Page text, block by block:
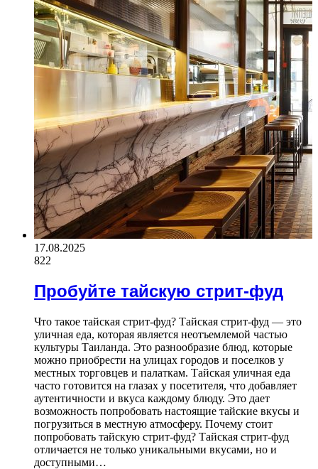
17.08.2025
822
Пробуйте тайскую стрит-фуд
Что такое тайская стрит-фуд? Тайская стрит-фуд — это
уличная еда, которая является неотъемлемой частью
культуры Таиланда. Это разнообразие блюд, которые
можно приобрести на улицах городов и поселков у
местных торговцев и палаткам. Тайская уличная еда
часто готовится на глазах у посетителя, что добавляет
аутентичности и вкуса каждому блюду. Это дает
возможность попробовать настоящие тайские вкусы и
погрузиться в местную атмосферу. Почему стоит
попробовать тайскую стрит-фуд? Тайская стрит-фуд
отличается не только уникальными вкусами, но и
доступными…